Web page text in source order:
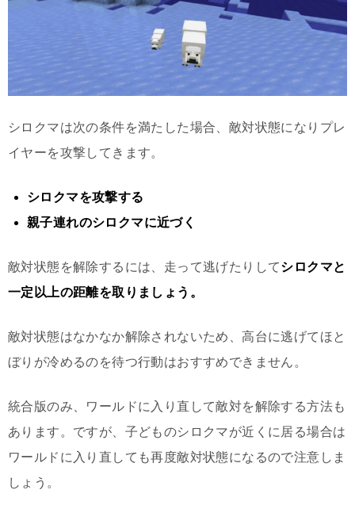
シロクマは次の条件を満たした場合、敵対状態になりプレ
イヤーを攻撃してきます。
シロクマを攻撃する
親子連れのシロクマに近づく
敵対状態を解除するには、走って逃げたりしてシロクマと
一定以上の距離を取りましょう。
敵対状態はなかなか解除されないため、高台に逃げてほと
ぼりが冷めるのを待つ行動はおすすめできません。
統合版のみ、ワールドに入り直して敵対を解除する方法も
あります。ですが、子どものシロクマが近くに居る場合は
ワールドに入り直しても再度敵対状態になるので注意しま
しょう。